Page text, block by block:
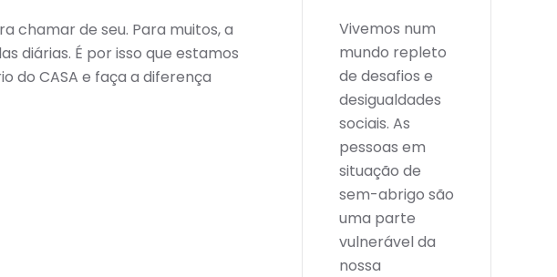
chamar de seu. Para muitos, a
diárias. É por isso que estamos
do CASA e faça a diferença
Vivemos num
mundo repleto
de desafios e
desigualdades
sociais. As
pessoas em
situação de
sem-abrigo são
uma parte
vulnerável da
nossa